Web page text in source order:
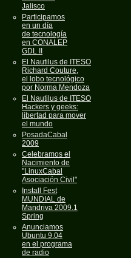
Jalisco
Participamos
en un día
de tecnología
en CONALEP
GDL II
El Nautilus de ITESO
Richard Couture,
el lobo tecnológico
por Norma Mendoza
El Nautilus de ITESO
Hackers y geeks:
libertad para mover
el mundo
PosadaCabal
2009
Celebramos el
Nacimiento de
"LinuxCabal
Asociación Civil"
Install Fest
MUNDIAL de
Mandriva 2009.1
Spring
Anunciamos
Ubuntu 9.04
en el programa
de radio